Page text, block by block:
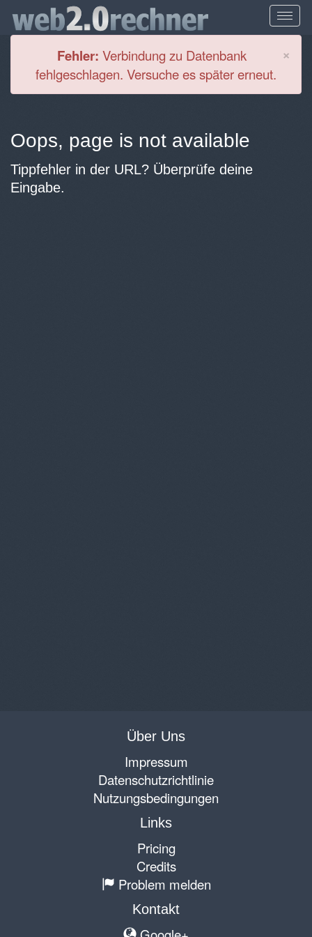
×
Fehler: Verbindung zu Datenbank
fehlgeschlagen. Versuche es später erneut.
Oops, page is not available
Tippfehler in der URL? Überprüfe deine
Eingabe.
Über Uns
Impressum
Datenschutzrichtlinie
Nutzungsbedingungen
Links
Pricing
Credits
Problem melden
Kontakt